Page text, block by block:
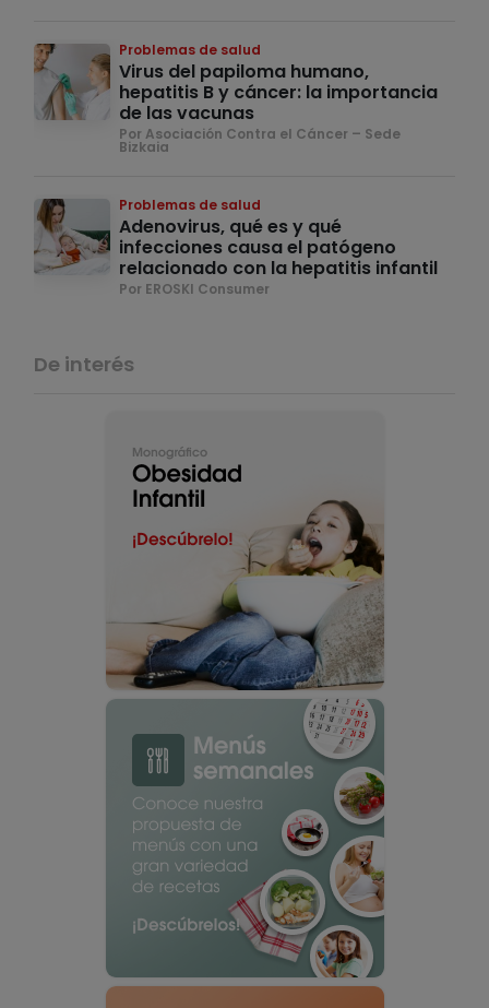
Problemas de salud
Virus del papiloma humano,
hepatitis B y cáncer: la importancia
de las vacunas
Por Asociación Contra el Cáncer – Sede
Bizkaia
Problemas de salud
Adenovirus, qué es y qué
infecciones causa el patógeno
relacionado con la hepatitis infantil
Por EROSKI Consumer
De interés